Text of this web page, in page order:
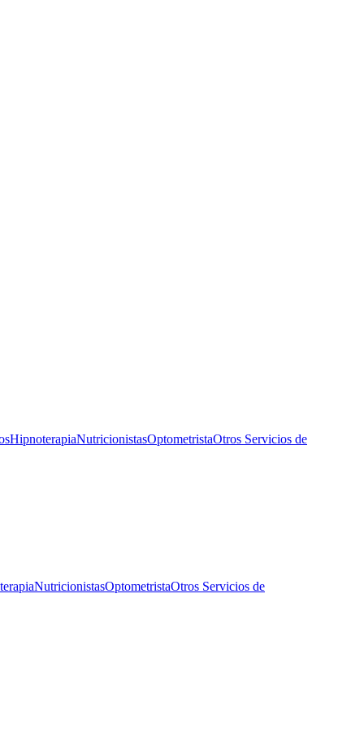
HipnoterapiaNutricionistasOptometristaOtros Servicios de
NutricionistasOptometristaOtros Servicios de